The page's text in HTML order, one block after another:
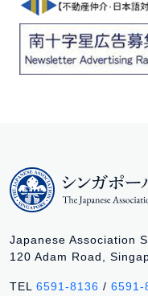
Japanese Association
120 Adam Road,
TEL 6591-8136 / 6591-